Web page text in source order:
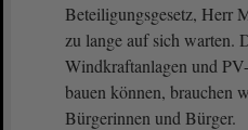
Beteiligungsgesetz, Herr
zu lange auf sich warten.
Windkraftanlagen und
bauen können, brauchen
Bürgerinnen und Bürger.